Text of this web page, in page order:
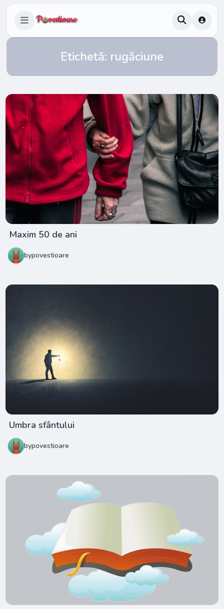
Etichetă: rugăciune
Maxim 50 de ani
bypovestioare
Umbra sfântului
bypovestioare